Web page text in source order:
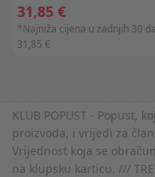
31,85 €
*Najniža cijena u zadnjih 30
31,85 €
KLUB POPUST - Popust,
proizvoda, i vrijedi za
Vrijednost koja se
na klupsku karticu. ///